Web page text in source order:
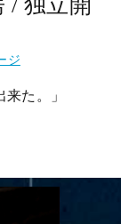
独立開
ジ
た。」